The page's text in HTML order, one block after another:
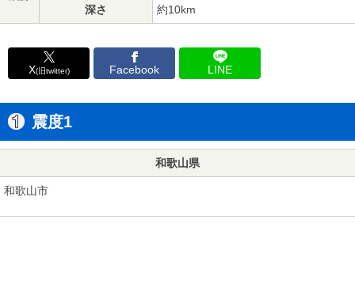
深さ 約10km
X(旧twitter) Facebook LINE
震度1
和歌山県
和歌山市